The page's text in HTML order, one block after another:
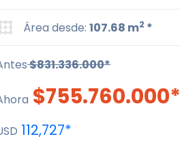
Área desde:107.68 m2 *
$831.336.000*
$755.760.000*
112,727*